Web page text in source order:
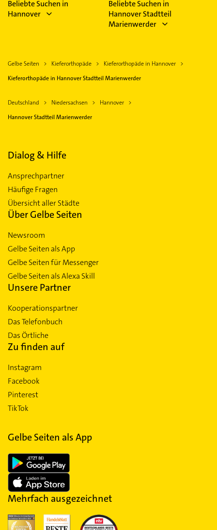
Beliebte Suchen in
Hannover
Beliebte Suchen in
Hannover Stadtteil
Marienwerder
Gelbe Seiten Kieferorthopäde
Kieferorthopäde in Hannover
Kieferorthopäde in Hannover Stadtteil Marienwerder
Deutschland Niedersachsen
Hannover
Hannover Stadtteil Marienwerder
Dialog & Hilfe
Ansprechpartner
Häufige Fragen
Übersicht aller Städte
Über Gelbe Seiten
Newsroom
Gelbe Seiten als App
Gelbe Seiten für Messenger
Gelbe Seiten als Alexa Skill
Unsere Partner
Kooperationspartner
Das Telefonbuch
Das Örtliche
Zu finden auf
Instagram
Facebook
Pinterest
TikTok
Gelbe Seiten als App
Mehrfach ausgezeichnet